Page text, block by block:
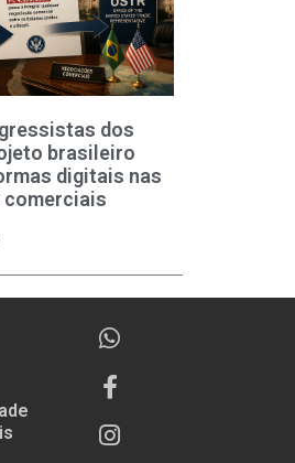
dos
brasileiro
digitais nas
comerciais